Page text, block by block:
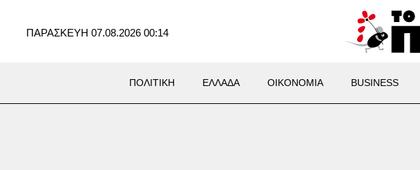
ΠΑΡΑΣΚΕΥΗ 07.08.2026 00:14
ΠΟΛΙΤΙΚΗ ΕΛΛΑΔΑ ΟΙΚΟΝΟΜΙΑ BUSINESS